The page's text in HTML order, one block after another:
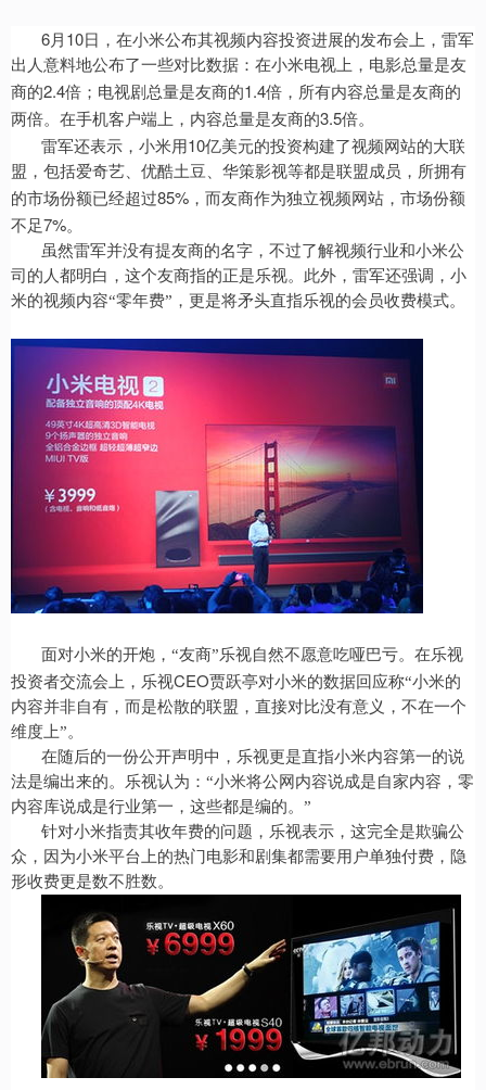
6月 10日，在小米公布其视频内容投资进展的发布会上，雷军
出人意料地公布了一些对比数据：在小米电视上，电影总量是友
商的2.4倍；电视剧总量是友商的1.4倍，所有内容总量是友商的
两倍。在手机客户端上，内容总量是友商的3.5倍。
雷军还表示，小米用10亿美元的投资构建了视频网站的大联
盟，包括爱奇艺、优酷土豆、华策影视等都是联盟成员，所拥有
的市场份额已经超过85% ，而友商作为独立视频网站，市场份额
不足7%。
虽然雷军并没有提友商的名字，不过了解视频行业和小米公
司的人都明白，这个友商指的正是乐视。此外，雷军还强调，小
米的视频内容“零年费”，更是将矛头直指乐视的会员收费模式。
面对小米的开炮，“友商”乐视自然不愿意吃哑巴亏。在乐视
投资者交流会上，乐视CEO贾跃亭对小米的数据回应称“小米的
内容并非自有，而是松散的联盟，直接对比没有意义，不在一个
维度上”。
在随后的一份公开声明中，乐视更是直指小米内容第一的说
法是编出来的。乐视认为：“小米将公网内容说成是自家内容，零
内容库说成是行业第一，这些都是编的。”
针对小米指责其收年费的问题，乐视表示，这完全是欺骗公
众，因为小米平台上的热门电影和剧集都需要用户单独付费，隐
形收费更是数不胜数。